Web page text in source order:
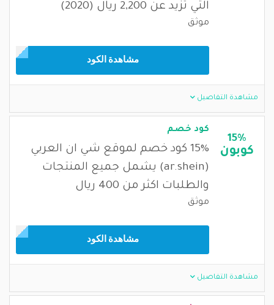
التي تزيد عن 2,200 ريال (2020)
موثق
مشاهدة الكود
مشاهدة التفاصيل
15%
كوبون
كود خصم
15% كود خصم لموقع شي ان العربي
(ar.shein) يشمل جميع المنتجات
والطلبات اكثر من 400 ريال
موثق
مشاهدة الكود
مشاهدة التفاصيل